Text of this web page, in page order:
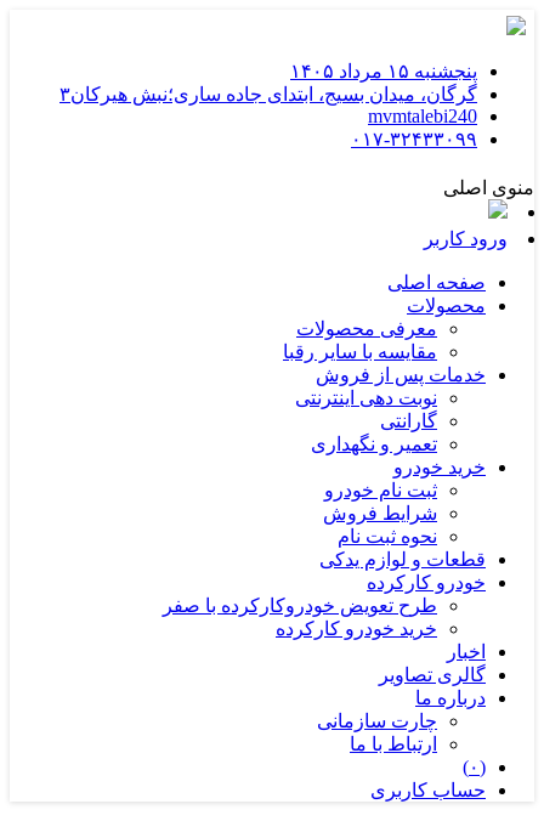
پنجشنبه ۱۵ مرداد ۱۴۰۵
گرگان، ميدان بسيج، ابتدای جاده ساری؛نبش هیرکان۳
mvmtalebi240
۰۱۷-۳۲۴۳۳۰۹۹
منوی اصلی
ورود کاربر
صفحه اصلی
محصولات
معرفی محصولات
مقایسه با سایر رقبا
خدمات پس از فروش
نوبت دهی اینترنتی
گارانتی
تعمیر و نگهداری
خرید خودرو
ثبت نام خودرو
شرایط فروش
نحوه ثبت نام
قطعات و لوازم یدکی
خودرو کارکرده
طرح تعویض خودروکارکرده با صفر
خرید خودرو کارکرده
اخبار
گالری تصاویر
درباره ما
چارت سازمانی
ارتباط با ما
(۰)
حساب کاربری